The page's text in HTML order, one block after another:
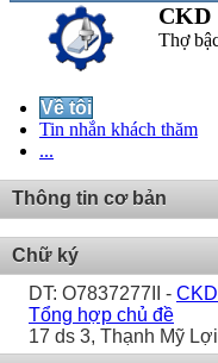
CKD
Thợ
Về tôi
Tin nhắn khách thăm
...
Thông tin cơ bản
Chữ ký
DT: O7837277II -
Tổng hợp chủ đề
17 ds 3, Thạnh Mỹ